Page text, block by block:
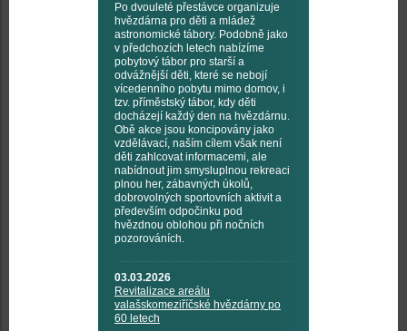
Po dvouleté přestávce organizuje
hvězdárna pro děti a mládež
astronomické tábory. Podobně jako
v předchozích letech nabízíme
pobytový tábor pro starší a
odvážnější děti, které se nebojí
vícedenního pobytu mimo domov, i
tzv. příměstský tábor, kdy děti
docházejí každý den na hvězdárnu.
Obě akce jsou koncipovány jako
vzdělávací, naším cílem však není
děti zahlcovat informacemi, ale
nabídnout jim smysluplnou rekreaci
plnou her, zábavných úkolů,
dobrovolných sportovních aktivit a
především odpočinku pod
hvězdnou oblohou při nočních
pozorováních.
03.03.2026
Revitalizace areálu
valašskomeziříčské hvězdárny po
60 letech